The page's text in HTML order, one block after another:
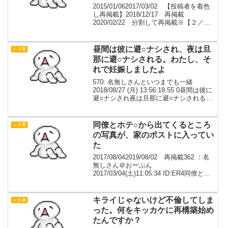
2015/01/062017/03/02 【投稿者を着色
し再掲載】2018/12/17 再掲載
2020/02/22 分割して再掲載※【２／
２】 2020/0...
シタ妻
昼間は彼に避○ナシされ、夜は旦
那に避○ナシされる。わたし、そ
れで妊娠しましたよ
570: 名無しさんといつまでも一緒
2018/08/27 (月) 13:56:18.55 0昼間は彼に
避○ナシされ夜は旦那に避○ナシされる人
シタ妻
同僚とホテ○から出てくるところ
の写真が、家のポストに入ってい
た
2017/08/042019/08/02 再掲載362 ：名
無しさん＠おーぷん
2017/03/04(土)11:05:34 ID:ER4同僚とホ
のホテ○に仕事で行って、...
シタ妻
キライじゃないけど不倫してしま
った。何をキッカケに再構築始め
たんですか？